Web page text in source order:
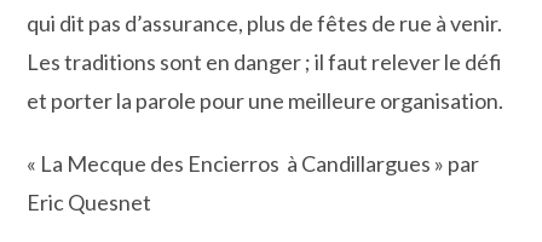
qui dit pas d’assurance, plus de fêtes de rue à venir.
Les traditions sont en danger ; il faut relever le défi
et porter la parole pour une meilleure organisation.
« La Mecque des Encierros à Candillargues » par
Eric Quesnet